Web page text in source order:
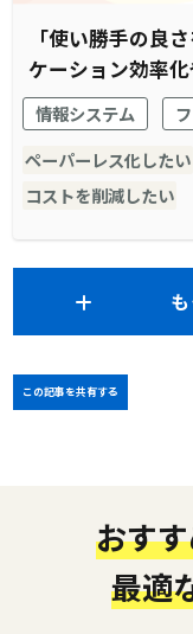
「使い勝手の良
ケーション効率
をしていきたい
情報システム
ペーパーレス化したい
コストを削減したい
この記事を共有する
おす
最適